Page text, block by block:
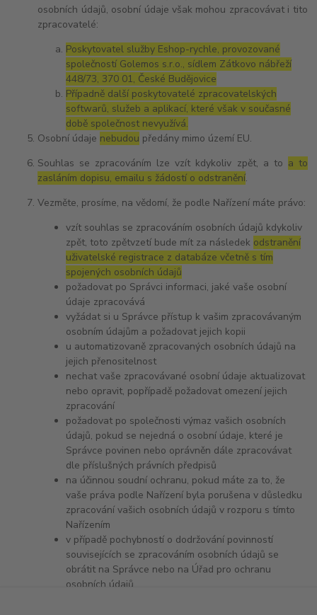
osobních údajů, osobní údaje však mohou zpracovávat i tito
zpracovatelé:
Poskytovatel služby Eshop-rychle, provozované
společností Golemos s.r.o., sídlem Zátkovo nábřeží
448/73, 370 01, České Budějovice
Případně další poskytovatelé zpracovatelských
softwarů, služeb a aplikací, které však v současné
době společnost nevyužívá.
Osobní údaje nebudou předány mimo území EU.
Souhlas se zpracováním lze vzít kdykoliv zpět, a to a to
zasláním dopisu, emailu s žádostí o odstranění.
Vezměte, prosíme, na vědomí, že podle Nařízení máte právo:
vzít souhlas se zpracováním osobních údajů kdykoliv
zpět, toto zpětvzetí bude mít za následek odstranění
uživatelské registrace z databáze včetně s tím
spojených osobních údajů
požadovat po Správci informaci, jaké vaše osobní
údaje zpracovává
vyžádat si u Správce přístup k vašim zpracovávaným
osobním údajům a požadovat jejich kopii
u automatizovaně zpracovaných osobních údajů na
jejich přenositelnost
nechat vaše zpracovávané osobní údaje aktualizovat
nebo opravit, popřípadě požadovat omezení jejich
zpracování
požadovat po společnosti výmaz vašich osobních
údajů, pokud se nejedná o osobní údaje, které je
Správce povinen nebo oprávněn dále zpracovávat
dle příslušných právních předpisů
na účinnou soudní ochranu, pokud máte za to, že
vaše práva podle Nařízení byla porušena v důsledku
zpracování vašich osobních údajů v rozporu s tímto
Nařízením
v případě pochybností o dodržování povinností
souvisejících se zpracováním osobních údajů se
obrátit na Správce nebo na Úřad pro ochranu
osobních údajů